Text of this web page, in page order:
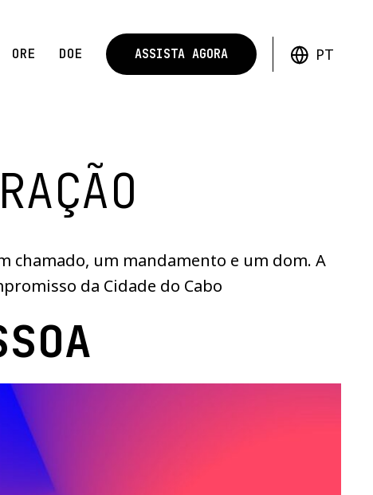
ORE DOE ASSISTA AGORA PT
chamado, um mandamento e um dom. A
da Cidade do Cabo